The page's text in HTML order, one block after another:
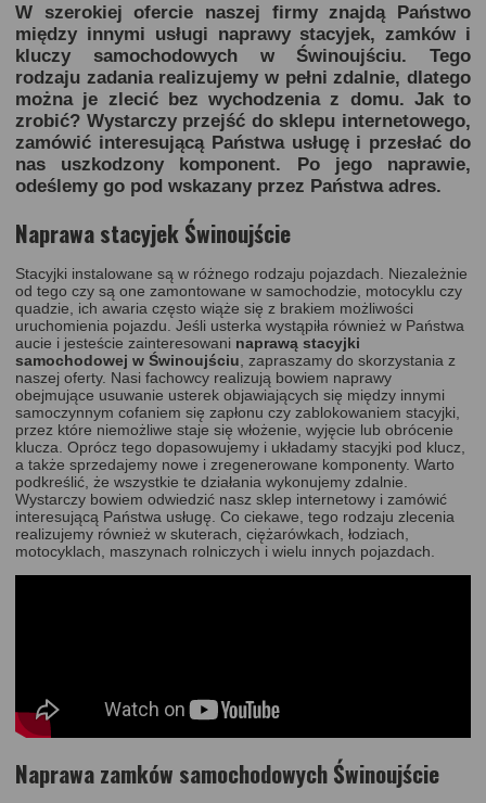
W szerokiej ofercie naszej firmy znajdą Państwo
między innymi usługi naprawy stacyjek, zamków i
kluczy samochodowych w Świnoujściu. Tego
rodzaju zadania realizujemy w pełni zdalnie, dlatego
można je zlecić bez wychodzenia z domu. Jak to
zrobić? Wystarczy przejść do sklepu internetowego,
zamówić interesującą Państwa usługę i przesłać do
nas uszkodzony komponent. Po jego naprawie,
odeślemy go pod wskazany przez Państwa adres.
Naprawa stacyjek Świnoujście
Stacyjki instalowane są w różnego rodzaju pojazdach. Niezależnie
od tego czy są one zamontowane w samochodzie, motocyklu czy
quadzie, ich awaria często wiąże się z brakiem możliwości
uruchomienia pojazdu. Jeśli usterka wystąpiła również w Państwa
aucie i jesteście zainteresowani naprawą stacyjki
samochodowej w Świnoujściu , zapraszamy do skorzystania z
naszej oferty. Nasi fachowcy realizują bowiem naprawy
obejmujące usuwanie usterek objawiających się między innymi
samoczynnym cofaniem się zapłonu czy zablokowaniem stacyjki,
przez które niemożliwe staje się włożenie, wyjęcie lub obrócenie
klucza. Oprócz tego dopasowujemy i układamy stacyjki pod klucz,
a także sprzedajemy nowe i zregenerowane komponenty. Warto
podkreślić, że wszystkie te działania wykonujemy zdalnie.
Wystarczy bowiem odwiedzić nasz sklep internetowy i zamówić
interesującą Państwa usługę. Co ciekawe, tego rodzaju zlecenia
realizujemy również w skuterach, ciężarówkach, łodziach,
motocyklach, maszynach rolniczych i wielu innych pojazdach.
Naprawa zamków samochodowych Świnoujście